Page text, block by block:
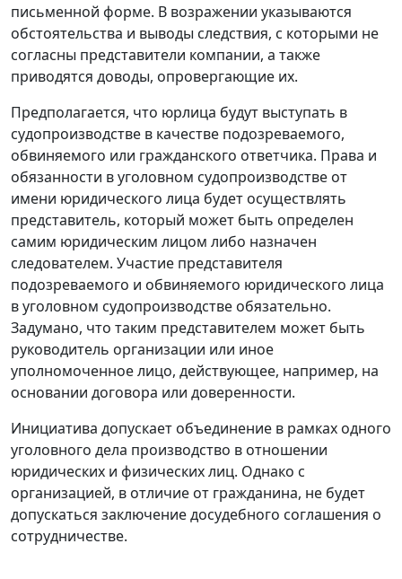
письменной форме. В возражении указываются
обстоятельства и выводы следствия, с которыми не
согласны представители компании, а также
приводятся доводы, опровергающие их.
Предполагается, что юрлица будут выступать в
судопроизводстве в качестве подозреваемого,
обвиняемого или гражданского ответчика. Права и
обязанности в уголовном судопроизводстве от
имени юридического лица будет осуществлять
представитель, который может быть определен
самим юридическим лицом либо назначен
следователем. Участие представителя
подозреваемого и обвиняемого юридического лица
в уголовном судопроизводстве обязательно.
Задумано, что таким представителем может быть
руководитель организации или иное
уполномоченное лицо, действующее, например, на
основании договора или доверенности.
Инициатива допускает объединение в рамках одного
уголовного дела производство в отношении
юридических и физических лиц. Однако с
организацией, в отличие от гражданина, не будет
допускаться заключение досудебного соглашения о
сотрудничестве.